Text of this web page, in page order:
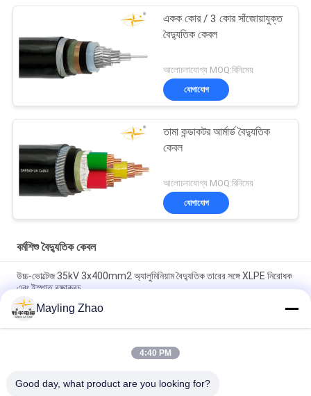
একক কোর / 3 কোর সাঁজোয়াযুক্ত
বৈদ্যুতিক কেবল
আলোচনাযোগ্য MOQ:বিনিমেয়
যোগাযোগ
তামা কন্ডাকটর আর্মার্ড বৈদ্যুতিক
কেবল
আলোচনাযোগ্য MOQ:বিনিমেয়
যোগাযোগ
বর্মশিশু বৈদ্যুতিক কেবল
উচ্চ-ভোল্টেজ 35kV 3x400mm2 অ্যালুমিনিয়াম বৈদ্যুতিক তারের সঙ্গে XLPE নিরোধক
এবং ইস্পাত রক্ষাকবচ
ইন্ডাস্ট্রিয়াল পাওয়ার ডিস্ট্রিবিউশন নেটওয়ার্কের জন্য শক্তিশালী 33kV সাঁজোয়া বৈদ্যুতিক
তার
শেংহুয়া কেবল কপার কন্ডাক্টর এক্সএলপিই পিভিসি ইনসুলেটেড স্টিল ওয়্যার আর্মার্ড
Mayling Zhao
4:40 PM
Good day, what product are you looking for?